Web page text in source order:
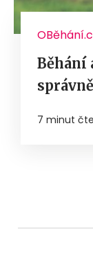
Běhání
7 minut